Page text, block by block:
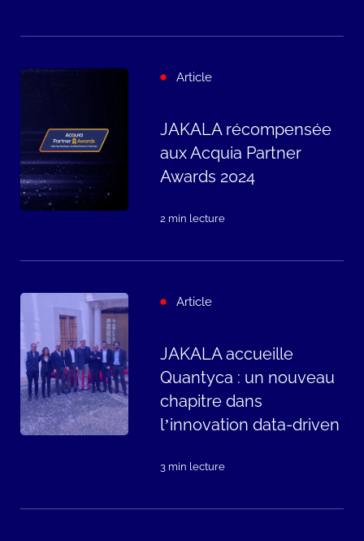
Article
JAKALA récompensée
aux Acquia Partner
Awards 2024
2 min lecture
Article
JAKALA accueille
Quantyca : un nouveau
chapitre dans
l’innovation data-driven
3 min lecture